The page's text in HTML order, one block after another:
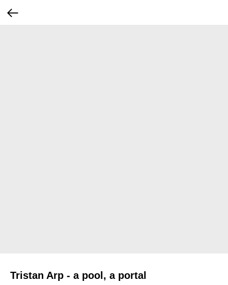
Tristan Arp - a pool, a portal